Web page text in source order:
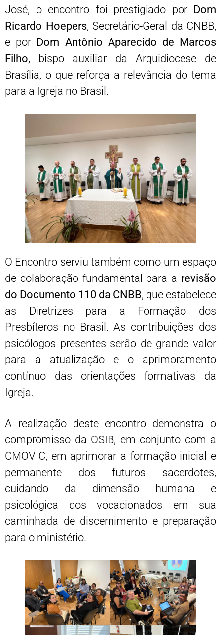
José, o encontro foi prestigiado por Dom
Ricardo Hoepers, Secretário-Geral da CNBB,
e por Dom Antônio Aparecido de Marcos
Filho, bispo auxiliar da Arquidiocese de
Brasília, o que reforça a relevância do tema
para a Igreja no Brasil.
O Encontro serviu também como um espaço
de colaboração fundamental para a revisão
do Documento 110 da CNBB, que estabelece
as Diretrizes para a Formação dos
Presbíteros no Brasil. As contribuições dos
psicólogos presentes serão de grande valor
para a atualização e o aprimoramento
contínuo das orientações formativas da
Igreja.
A realização deste encontro demonstra o
compromisso da OSIB, em conjunto com a
CMOVIC, em aprimorar a formação inicial e
permanente dos futuros sacerdotes,
cuidando da dimensão humana e
psicológica dos vocacionados em sua
caminhada de discernimento e preparação
para o ministério.